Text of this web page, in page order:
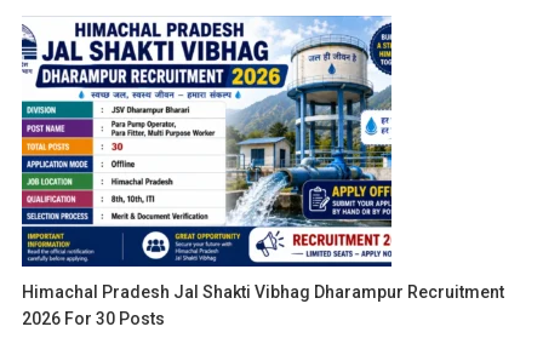
Himachal Pradesh Jal Shakti Vibhag Dharampur Recruitment
2026 For 30 Posts